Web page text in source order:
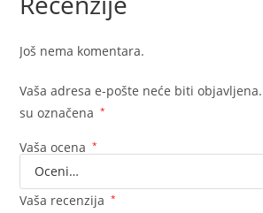
Još nema komentara.
Vaša adresa e-pošte neće biti objavljena.
su označena
*
Vaša ocena *
Vaša recenzija *